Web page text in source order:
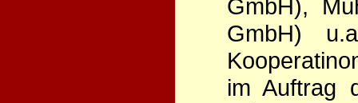
GmbH),
GmbH)
im Auftrag